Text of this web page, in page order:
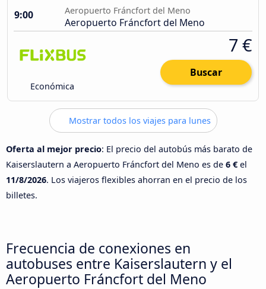
9:00
Aeropuerto Fráncfort del Meno
Aeropuerto Fráncfort del Meno
Económica
7 €
Buscar
Mostrar todos los viajes para lunes
Oferta al mejor precio: El precio del autobús más barato de
Kaiserslautern a Aeropuerto Fráncfort del Meno es de 6 € el
11/8/2026. Los viajeros flexibles ahorran en el precio de los
billetes.
Frecuencia de conexiones en
autobuses entre Kaiserslautern y el
Aeropuerto Fráncfort del Meno